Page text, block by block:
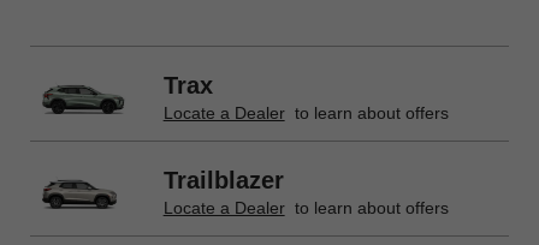
Trax
Locate a Dealer to learn about offers
Trailblazer
Locate a Dealer to learn about offers